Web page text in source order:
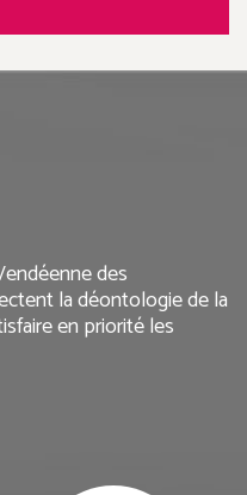
des
la déontologie de la
en priorité les